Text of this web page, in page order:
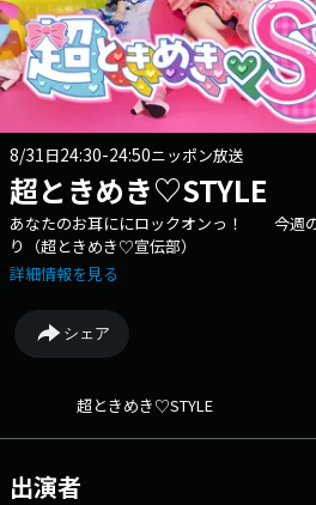
8/31 日24:30-24:50ニッポン放送
超ときめき♡STYLE
あなたのお耳ににロックオンっ！ 今週
り（超ときめき♡宣伝部） 「と
マに世界中のみんなにときめきを宣伝（お
プロモーション所属のアイドルグループ
ます！メールアドレス：
こちら twitterハッシュタグは「#とき
詳細情報を見る
シェア
超ときめき♡STYLE
出演者